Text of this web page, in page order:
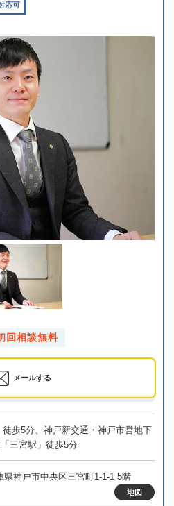
応可
回相談無料
メールする
歩5分、神戸新交通・神戸市営地下
三宮駅」徒歩5分
県神戸市中央区三宮町1-1-1 5階
地図